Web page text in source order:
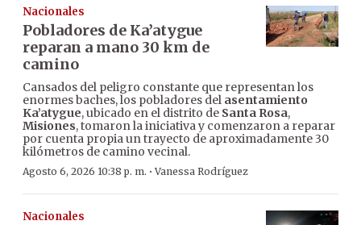
Nacionales
Pobladores de Ka’atygue
reparan a mano 30 km de
camino
Cansados del peligro constante que representan los
enormes baches, los pobladores del asentamiento
Ka’atygue, ubicado en el distrito de Santa Rosa,
Misiones, tomaron la iniciativa y comenzaron a reparar
por cuenta propia un trayecto de aproximadamente 30
kilómetros de camino vecinal.
Agosto 6, 2026 10:38 p. m. ·Vanessa Rodríguez
Nacionales